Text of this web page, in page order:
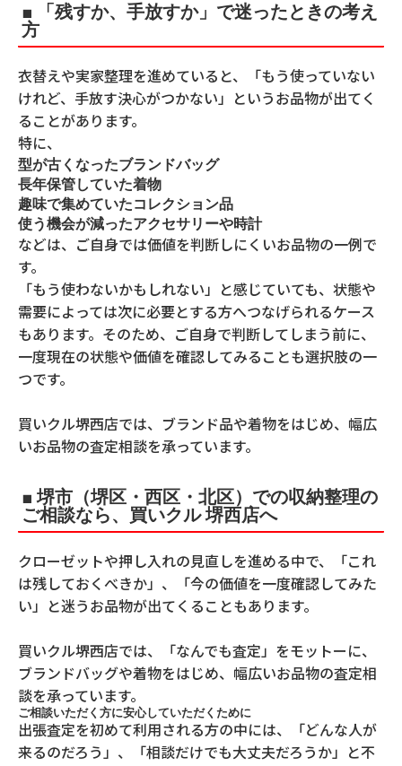
■ 「残すか、手放すか」で迷ったときの考え
方
衣替えや実家整理を進めていると、「もう使っていない
けれど、手放す決心がつかない」というお品物が出てく
ることがあります。
特に、
型が古くなったブランドバッグ
長年保管していた着物
趣味で集めていたコレクション品
使う機会が減ったアクセサリーや時計
などは、ご自身では価値を判断しにくいお品物の一例で
す。
「もう使わないかもしれない」と感じていても、状態や
需要によっては次に必要とする方へつなげられるケース
もあります。そのため、ご自身で判断してしまう前に、
一度現在の状態や価値を確認してみることも選択肢の一
つです。
買いクル堺西店では、ブランド品や着物をはじめ、幅広
いお品物の査定相談を承っています。
■ 堺市（堺区・西区・北区）での収納整理の
ご相談なら、買いクル 堺西店へ
クローゼットや押し入れの見直しを進める中で、「これ
は残しておくべきか」、「今の価値を一度確認してみた
い」と迷うお品物が出てくることもあります。
買いクル堺西店では、「なんでも査定」をモットーに、
ブランドバッグや着物をはじめ、幅広いお品物の査定相
談を承っています。
ご相談いただく方に安心していただくために
出張査定を初めて利用される方の中には、「どんな人が
来るのだろう」、「相談だけでも大丈夫だろうか」と不